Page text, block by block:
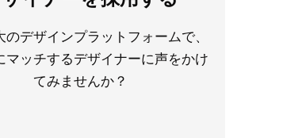
のデザインプラットフォームで、
マッチするデザイナーに声をかけ
てみませんか？